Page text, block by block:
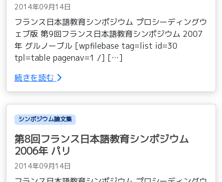
2014年09月14日
フランス日本語教育シンポジウム プロシーディングウ
ェブ版 第9回フランス日本語教育シンポジウム 2007
年 グルノーブル [wpfilebase tag=list id=30
tpl=table pagenav=1 /] […]
続きを読む
シンポジウム論文集
第8回フランス日本語教育シンポジウム
2006年 パリ
2014年09月14日